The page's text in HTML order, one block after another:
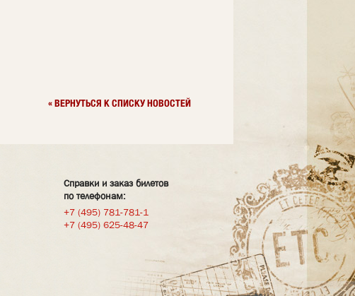
« ВЕРНУТЬСЯ К СПИСКУ НОВОСТЕЙ
Справки и заказ билетов
по телефонам:
+7 (495) 781-781-1
+7 (495) 625-48-47